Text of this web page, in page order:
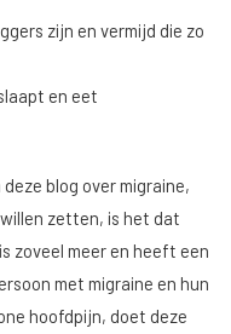
zijn en vermijd die zo
en eet
blog over migraine,
zetten, is het dat
zoveel meer en heeft een
met migraine en hun
hoofdpijn, doet deze